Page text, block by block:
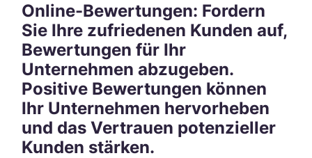
Online-Bewertungen: Fordern
Sie Ihre zufriedenen Kunden auf,
Bewertungen für Ihr
Unternehmen abzugeben.
Positive Bewertungen können
Ihr Unternehmen hervorheben
und das Vertrauen potenzieller
Kunden stärken.